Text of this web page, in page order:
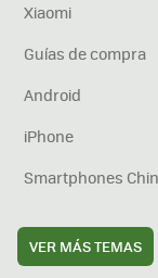
Xiaomi
Guías de compra
Android
iPhone
Smartphones
VER MÁS TEMAS